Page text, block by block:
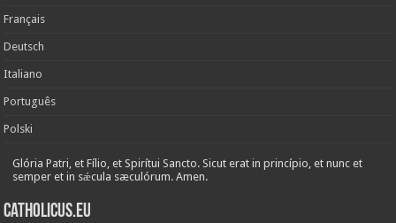
Français
Deutsch
Italiano
Português
Polski
Glória Patri, et Fílio, et Spirítui Sancto. Sicut erat in princípio, et nunc et
semper et in sǽcula sæculórum. Amen.
Catholicus.eu